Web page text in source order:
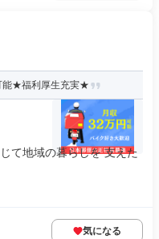
能★福利厚生充実★
て地域の暮らしを 支えた
気になる